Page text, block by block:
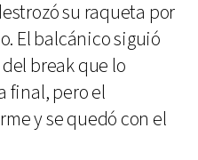
su raqueta por
El balcánico siguió
break que lo
final, pero el
y se quedó con el